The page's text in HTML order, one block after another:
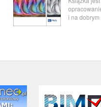
i na dobrym